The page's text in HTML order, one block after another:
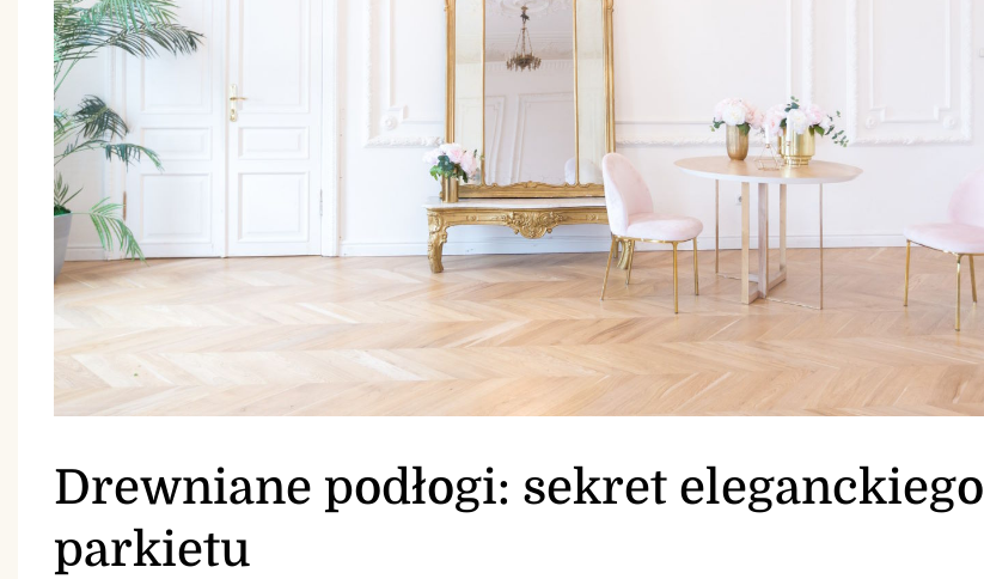
Drewniane podłogi: sekret eleganckiego
parkietu